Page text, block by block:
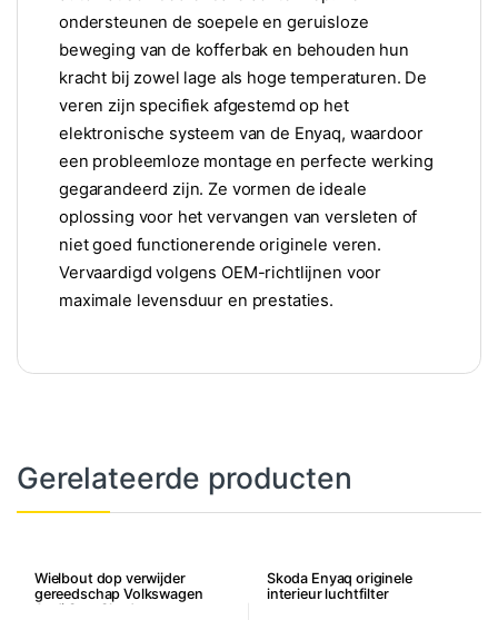
ondersteunen de soepele en geruisloze
beweging van de kofferbak en behouden hun
kracht bij zowel lage als hoge temperaturen. De
veren zijn specifiek afgestemd op het
elektronische systeem van de Enyaq, waardoor
een probleemloze montage en perfecte werking
gegarandeerd zijn. Ze vormen de ideale
oplossing voor het vervangen van versleten of
niet goed functionerende originele veren.
Vervaardigd volgens OEM-richtlijnen voor
maximale levensduur en prestaties.
Gerelateerde producten
Wielbout dop verwijder
gereedschap Volkswagen
Audi Seat Skoda
Skoda Enyaq originele
interieur luchtfilter